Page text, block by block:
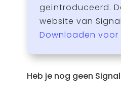
geïntroduceerd.
website van
Downloaden voor
Heb je nog geen